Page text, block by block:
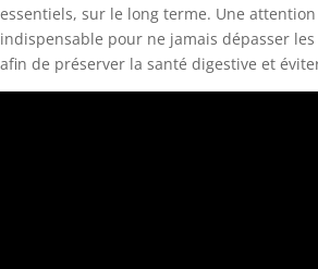
essentiels, sur le long terme. Une
indispensable pour ne jamais dépasser
afin de préserver la santé digestive et